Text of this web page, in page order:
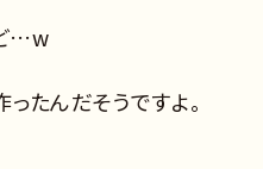
…w
たんだそうですよ。